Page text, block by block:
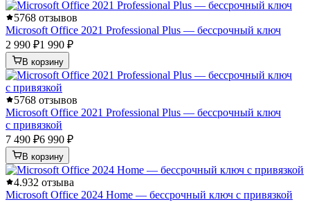
5768 отзывов
Microsoft Office 2021 Professional Plus — бессрочный ключ
2 990 ₽1 990 ₽
В корзину
5768 отзывов
Microsoft Office 2021 Professional Plus — бессрочный ключ
с привязкой
7 490 ₽6 990 ₽
В корзину
4.932 отзыва
Microsoft Office 2024 Home — бессрочный ключ с привязкой